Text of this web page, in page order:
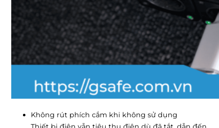
Không rút phích cắm khi không sử dụng